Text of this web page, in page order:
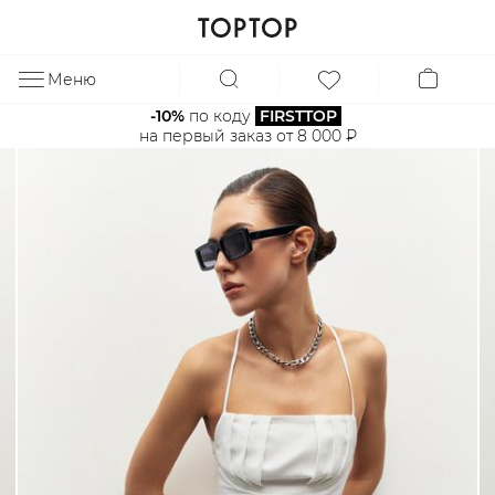
Меню
-10% по коду FIRSTTOP
на первый заказ от 8 000 ₽